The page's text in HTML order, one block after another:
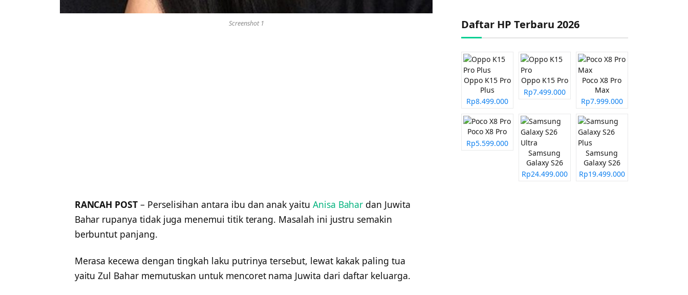
Screenshot 1
RANCAH POST – Perselisihan antara ibu dan anak yaitu Anisa Bahar dan Juwita
Bahar rupanya tidak juga menemui titik terang. Masalah ini justru semakin
berbuntut panjang.
Merasa kecewa dengan tingkah laku putrinya tersebut, lewat kakak paling tua
yaitu Zul Bahar memutuskan untuk mencoret nama Juwita dari daftar keluarga.
Daftar HP Terbaru 2026
Oppo K15 Pro
Plus
Rp8.499.000
Oppo K15 Pro
Rp7.499.000
Poco X8 Pro
Max
Rp7.999.000
Poco X8 Pro
Rp5.599.000
Samsung
Galaxy S26
Ultra
Rp24.499.000
Samsung
Galaxy S26
Plus
Rp19.499.000